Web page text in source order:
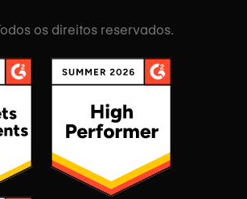
os direitos reservados.